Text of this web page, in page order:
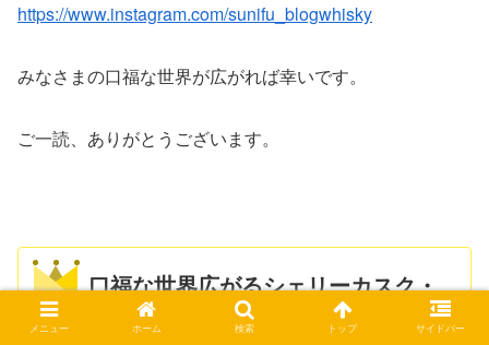
https://www.instagram.com/sunifu_blogwhisky
みなさまの口福な世界が広がれば幸いです。
ご一読、ありがとうございます。
口福な世界広がるシェリーカスク・
ウイスキー
メニュー ホーム 検索 トップ サイドバー